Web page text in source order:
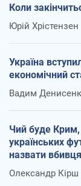
Коли
Юрій Хрістензен
Україна
економічний
Вадим
Чий буде
українських
назвати
Олександр Кірш